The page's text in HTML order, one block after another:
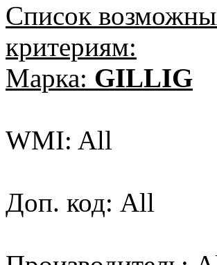
Список
критериям:
Марка: GILLIG
WMI: All
Доп. код: All